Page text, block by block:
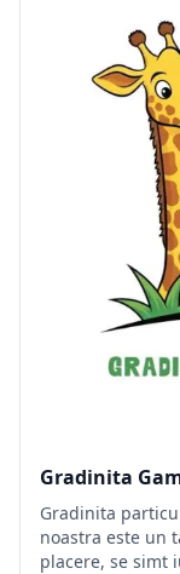
Gradinita
Gradinita
noastra este un
placere, se simt